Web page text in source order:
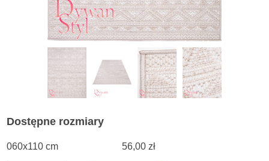
Dostępne rozmiary
060x110 cm 56,00 zł